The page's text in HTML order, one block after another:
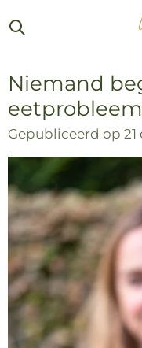
Ga
direct
de
hoofdinhoud
Niemand
eetprobleem
Gepubliceerd op 21